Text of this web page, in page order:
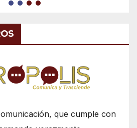
que cumple con